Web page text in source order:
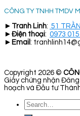
CÔNG TY TNHH TMDV
► Tranh Linh: 51
► Điện thoại: 0973
► Email :
Copyright 2026 ©
Giấy chứng nhận Đăng
hoạch và Đầu tư
Search
for: